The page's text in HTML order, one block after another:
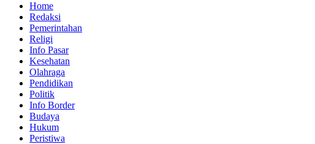
Home
Redaksi
Pemerintahan
Religi
Info Pasar
Kesehatan
Olahraga
Pendidikan
Politik
Info Border
Budaya
Hukum
Peristiwa